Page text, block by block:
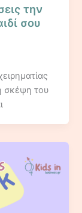
την
σου
σκέψη του